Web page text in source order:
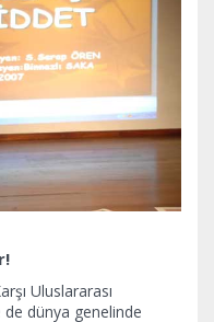
Uluslararası
de dünya genelinde